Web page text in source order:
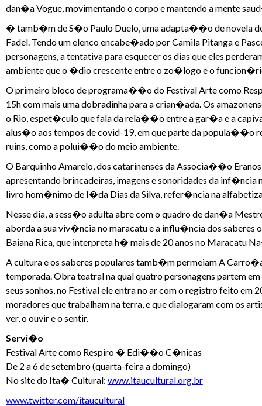
dan�a Vogue, movimentando o corpo e mantendo a mente
� tamb�m de S�o Paulo Duelo, uma adapta��o de novela
Fadel. Tendo um elenco encabe�ado por Camila Pitanga e
personagens, a tentativa para esquecer os dias que eles
ambiente que o �dio crescente entre o zo�logo e o
O primeiro bloco de programa��o do Festival Arte como
15h com mais uma dobradinha para a crian�ada. Os
o Rio, espet�culo que fala da rela��o entre a gar�a e a
alus�o aos tempos de covid-19, em que parte da popula��o
ruins, como a polui��o do meio ambiente.
O Barquinho Amarelo, dos catarinenses da Associa��o
apresentando brincadeiras, imagens e sonoridades da
livro hom�nimo de I�da Dias da Silva, refer�ncia na
Nesse dia, a sess�o adulta abre com o quadro de dan�a
aborda a sua viv�ncia no maracatu e a influ�ncia dos
Baiana Rica, que interpreta h� mais de 20 anos no Maracatu
A cultura e os saberes populares tamb�m permeiam A
temporada. Obra teatral na qual quatro personagens partem
seus sonhos, no Festival ele entra no ar com o registro feito
moradores que trabalham na terra, e que dialogaram com os
ver, o ouvir e o sentir.
Servi�o
Festival Arte como Respiro � Edi��o C�nicas
De 2 a 6 de setembro (quarta-feira a domingo)
No site do Ita� Cultural: www.itaucultural.org.br
www.twitter.com/itaucultural